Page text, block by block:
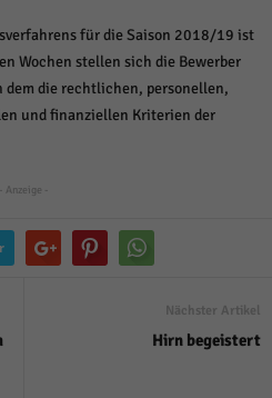
für die Saison 2018/19 ist
Wochen stellen sich die Bewerber
die rechtlichen, personellen,
und finanziellen Kriterien der
- Anzeige -
Nächster Artikel
Hirn begeistert
anzeigen
Media-Plattformen werden
anzeigen
Datenschutzerklärung